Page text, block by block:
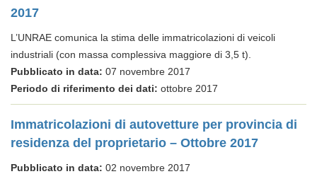
2017
L’UNRAE comunica la stima delle immatricolazioni di veicoli
industriali (con massa complessiva maggiore di 3,5 t).
Pubblicato in data: 07 novembre 2017
Periodo di riferimento dei dati: ottobre 2017
Immatricolazioni di autovetture per provincia di
residenza del proprietario – Ottobre 2017
Pubblicato in data: 02 novembre 2017